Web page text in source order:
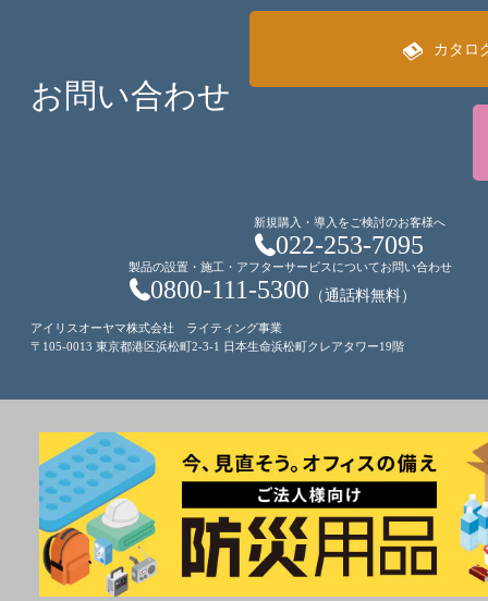
お問い合わせ
カタロ
新規購入・導入をご検討のお客様へ
022-253-7095
製品の設置・施工・アフターサービスについてお問い合わせ
0800-111-5300 （通話料無料）
アイリスオーヤマ株式会社 ライティング事業
〒105-0013 東京都港区浜松町2-3-1 日本生命浜松町クレアタワー19階